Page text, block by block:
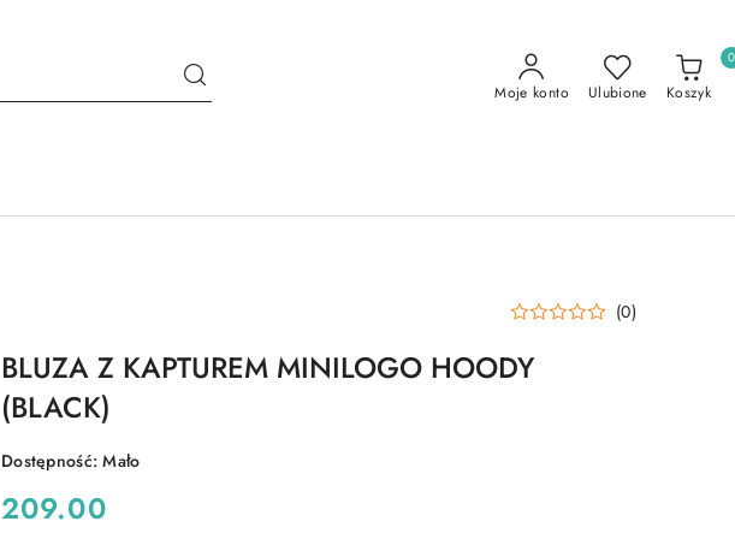
Moje konto Ulubione Koszyk
0
(0)
BLUZA Z KAPTUREM MINILOGO HOODY
(BLACK)
Dostępność:Mało
cena:
209.00